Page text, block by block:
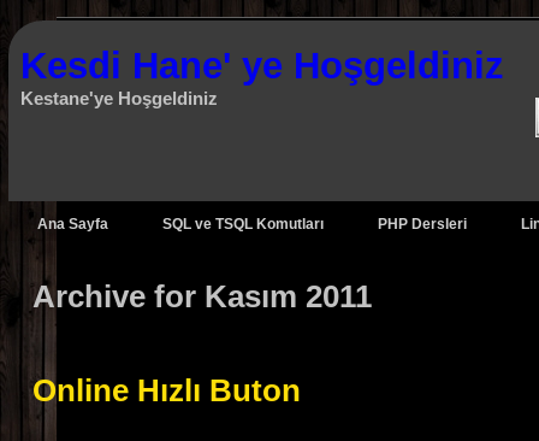
Kesdi Hane' ye Hoşgeldiniz
Kestane'ye Hoşgeldiniz
Ana Sayfa SQL ve TSQL Komutları PHP Dersleri
Archive for Kasım 2011
Online Hızlı Buton